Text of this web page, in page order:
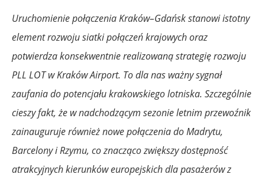
Uruchomienie połączenia Kraków–Gdańsk stanowi istotny
element rozwoju siatki połączeń krajowych oraz
potwierdza konsekwentnie realizowaną strategię rozwoju
PLL LOT w Kraków Airport. To dla nas ważny sygnał
zaufania do potencjału krakowskiego lotniska. Szczególnie
cieszy fakt, że w nadchodzącym sezonie letnim przewoźnik
zainauguruje również nowe połączenia do Madrytu,
Barcelony i Rzymu, co znacząco zwiększy dostępność
atrakcyjnych kierunków europejskich dla pasażerów z